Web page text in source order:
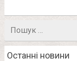
Останні новини